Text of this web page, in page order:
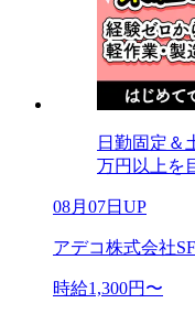
日勤固定＆
万円以上を
08月07日UP
アデコ株式会社
時給1,300円〜